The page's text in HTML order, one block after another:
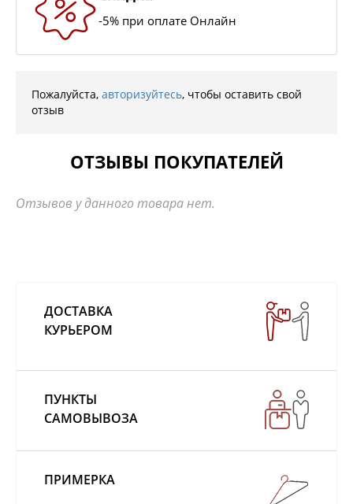
-5% при оплате Онлайн
Пожалуйста, авторизуйтесь, чтобы оставить свой
отзыв
ОТЗЫВЫ ПОКУПАТЕЛЕЙ
Отзывов у данного товара нет.
ДОСТАВКА
КУРЬЕРОМ
ПУНКТЫ
САМОВЫВОЗА
ПРИМЕРКА